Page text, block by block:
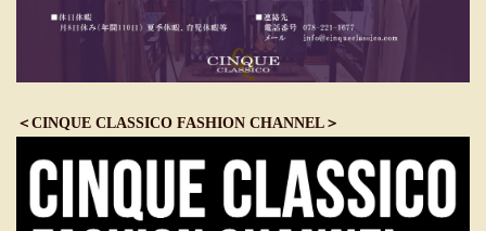
＜CINQUE CLASSICO FASHION CHANNEL＞